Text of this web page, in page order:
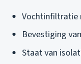
Vochtinfiltratie
Bevestiging
Staat van